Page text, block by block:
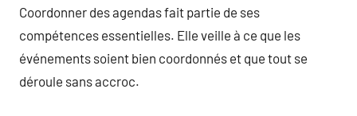
Coordonner des agendas fait partie de ses
compétences essentielles. Elle veille à ce que les
événements soient bien coordonnés et que tout se
déroule sans accroc.